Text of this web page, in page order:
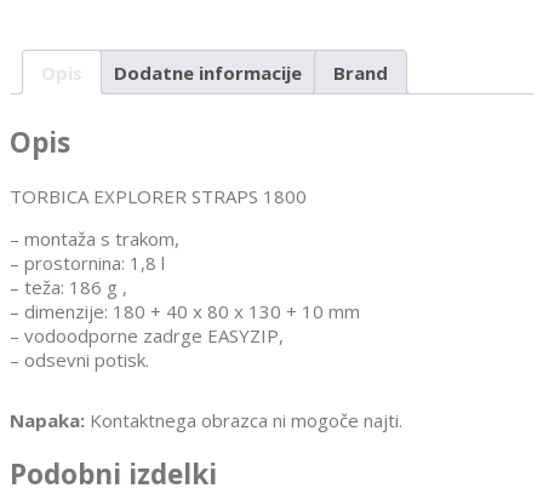
Opis Dodatne informacije Brand
Opis
TORBICA EXPLORER STRAPS 1800
– montaža s trakom,
– prostornina: 1,8 l
– teža: 186 g ,
– dimenzije: 180 + 40 x 80 x 130 + 10 mm
– vodoodporne zadrge EASYZIP,
– odsevni potisk.
Napaka: Kontaktnega obrazca ni mogoče najti.
Podobni izdelki